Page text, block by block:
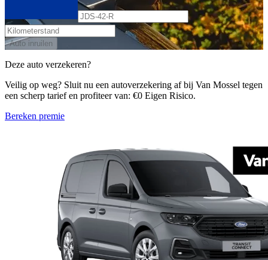
Auto inruilen
Deze auto verzekeren?
Veilig op weg? Sluit nu een autoverzekering af bij Van Mossel tegen
een scherp tarief en profiteer van: €0 Eigen Risico.
Bereken premie